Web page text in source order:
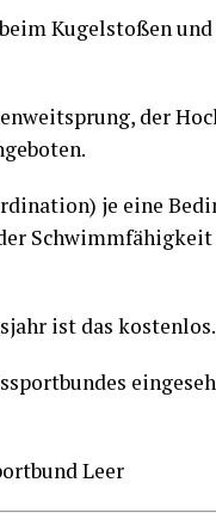
Kugel­sto­ßen
der
je eine
ist das kostenlos.
Leer